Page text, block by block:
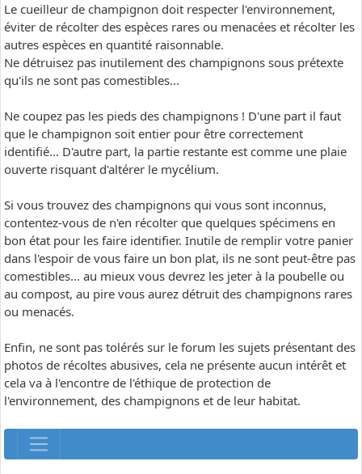
Le cueilleur de champignon doit respecter l'environnement,
éviter de récolter des espèces rares ou menacées et récolter les
autres espèces en quantité raisonnable.
Ne détruisez pas inutilement des champignons sous prétexte
qu'ils ne sont pas comestibles...
Ne coupez pas les pieds des champignons ! D'une part il faut
que le champignon soit entier pour être correctement
identifié... D'autre part, la partie restante est comme une plaie
ouverte risquant d'altérer le mycélium.
Si vous trouvez des champignons qui vous sont inconnus,
contentez-vous de n'en récolter que quelques spécimens en
bon état pour les faire identifier. Inutile de remplir votre panier
dans l'espoir de vous faire un bon plat, ils ne sont peut-être pas
comestibles... au mieux vous devrez les jeter à la poubelle ou
au compost, au pire vous aurez détruit des champignons rares
ou menacés.
Enfin, ne sont pas tolérés sur le forum les sujets présentant des
photos de récoltes abusives, cela ne présente aucun intérêt et
cela va à l'encontre de l'éthique de protection de
l'environnement, des champignons et de leur habitat.